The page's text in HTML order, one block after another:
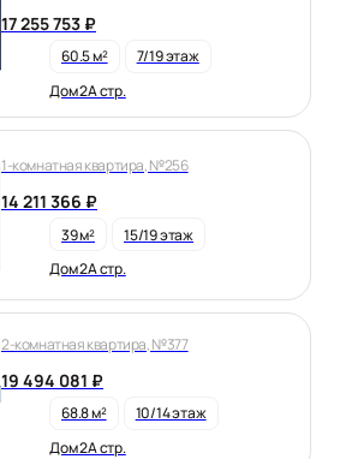
17 255 753 ₽
60.5 м²
7/19 этаж
Дом 2А стр.
1-комнатная квартира, №256
14 211 366 ₽
39 м²
15/19 этаж
Дом 2А стр.
2-комнатная квартира, №377
19 494 081 ₽
68.8 м²
10/14 этаж
Дом 2А стр.